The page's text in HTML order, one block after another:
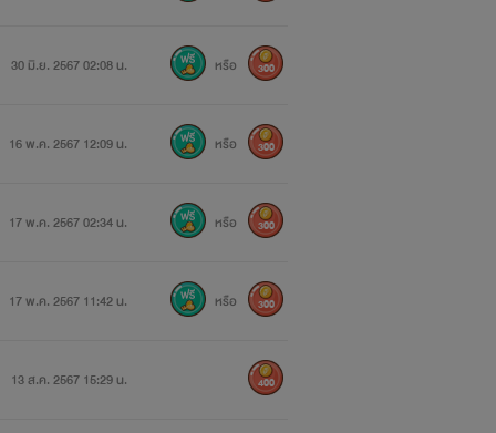
30 มิ.ย. 2567 02:08 น. หรือ 300
16 พ.ค. 2567 12:09 น. หรือ 300
17 พ.ค. 2567 02:34 น. หรือ 300
17 พ.ค. 2567 11:42 น. หรือ 300
13 ส.ค. 2567 15:29 น. 400